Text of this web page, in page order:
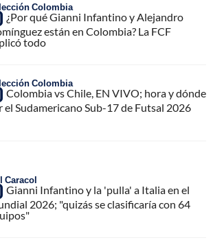
Colombia
¿Por qué Gianni Infantino y Alejandro
están en Colombia? La FCF
todo
Colombia
Colombia vs Chile, EN VIVO; hora y dónde
el Sudamericano Sub-17 de Futsal 2026
Caracol
Gianni Infantino y la 'pulla' a Italia en el
2026; "quizás se clasificaría con 64